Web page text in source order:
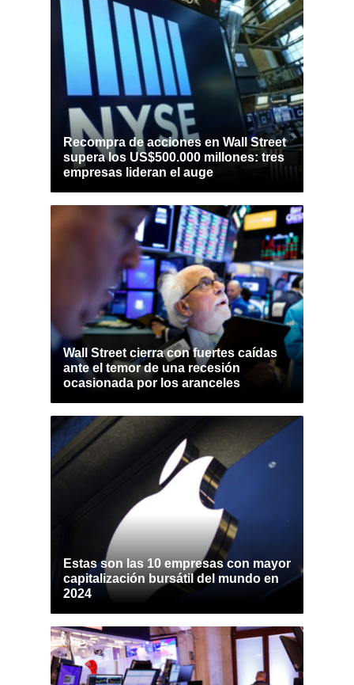
Recompra de acciones en Wall Street
supera los US$500.000 millones: tres
empresas lideran el auge
Wall Street cierra con fuertes caídas
ante el temor de una recesión
ocasionada por los aranceles
Estas son las 10 empresas con mayor
capitalización bursátil del mundo en
2024